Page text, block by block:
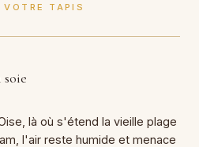
TAPIS
là où s'étend la vieille plage
l'air reste humide et menace